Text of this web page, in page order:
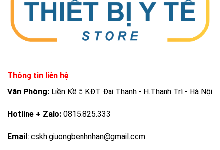
Thông tin liên hệ
Văn Phòng: Liền Kề 5 KĐT Đại Thanh - H.Thanh Trì - Hà Nội
Hotline + Zalo: 0815.825.333
Email: cskh.giuongbenhnhan@gmail.com